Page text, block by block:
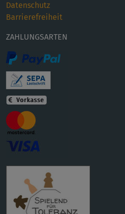
Datenschutz
Barrierefreiheit
ZAHLUNGSARTEN